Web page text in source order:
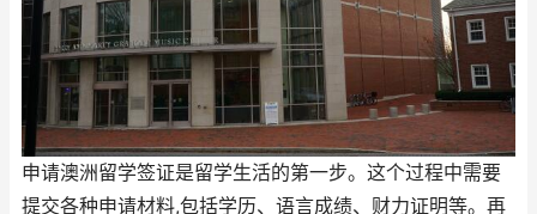
申请澳洲留学签证是留学生活的第一步。这个过程中需要
提交各种申请材料,包括学历、语言成绩、财力证明等。再